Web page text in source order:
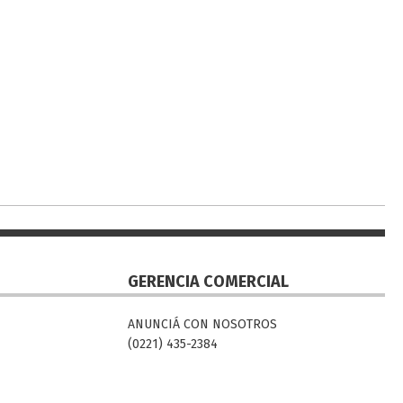
GERENCIA COMERCIAL
ANUNCIÁ CON NOSOTROS
(0221) 435-2384